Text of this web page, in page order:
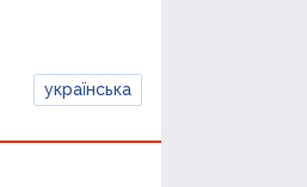
українська